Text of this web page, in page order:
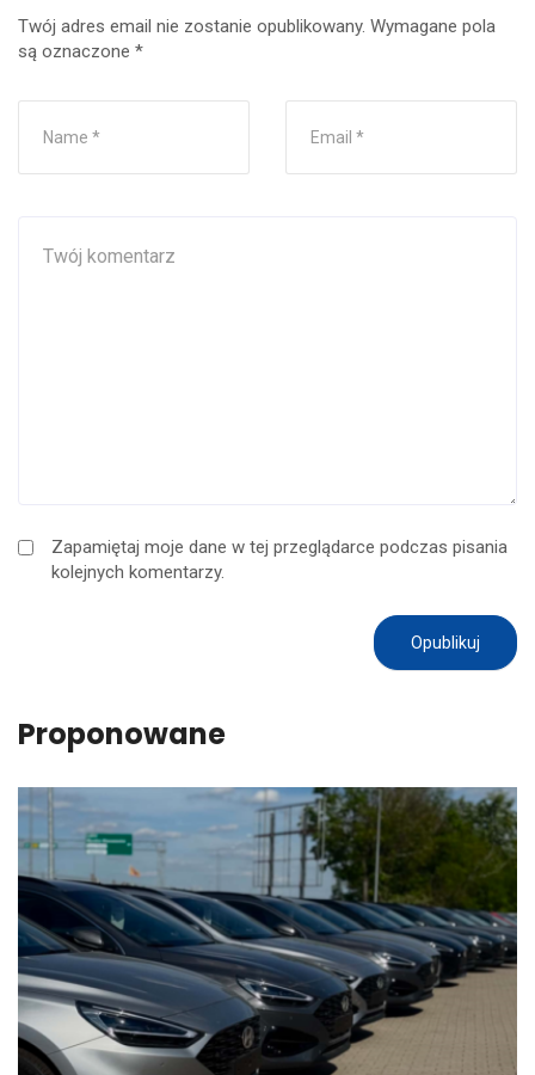
Twój adres email nie zostanie opublikowany. Wymagane pola
są oznaczone *
Zapamiętaj moje dane w tej przeglądarce podczas pisania
kolejnych komentarzy.
Proponowane